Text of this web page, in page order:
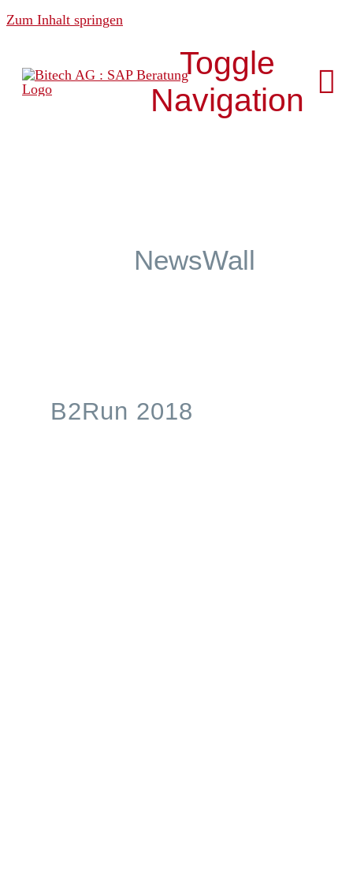
Zum Inhalt springen
Toggle
Navigation
NewsWall
B2Run 2018